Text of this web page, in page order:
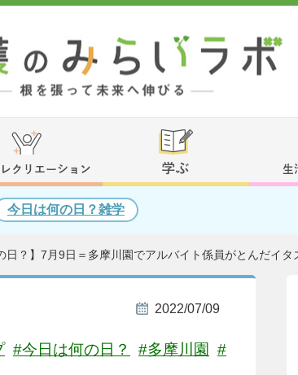
今日は何の日？雑学
日？】7月9日＝多摩川園でアルバイト係員がとんだイ
2022/07/09
#今日は何の日？ #多摩川園
#